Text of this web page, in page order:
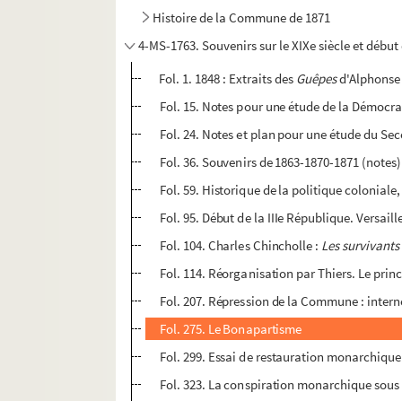
Histoire de la Commune de 1871
4-MS-1763. Souvenirs sur le XIXe siècle et
Fol. 1. 1848 : Extraits des Guêpesd'Alphonse
Fol. 15. Notes pour une étude de la
Fol. 24. Notes et plan pour une étude du
Fol. 36. Souvenirs de 1863-1870-1871 (notes)
Fol. 59. Historique de la politique
Fol. 95. Début de la IIIe République.
Fol. 104. Charles Chincholle : Les
Fol. 114. Réorganisation par Thiers. Le
Fol. 207. Répression de la Commune :
Fol. 275. Le Bonapartisme
Fol. 299. Essai de restauration
Fol. 323. La conspiration monarchique